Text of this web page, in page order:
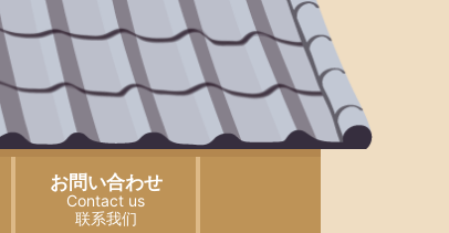
お問い合わせ
Contact us
联系我们